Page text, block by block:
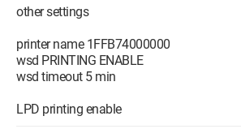
other settings
printer name 1FFB74000000
wsd PRINTING ENABLE
wsd timeout 5 min
LPD printing enable